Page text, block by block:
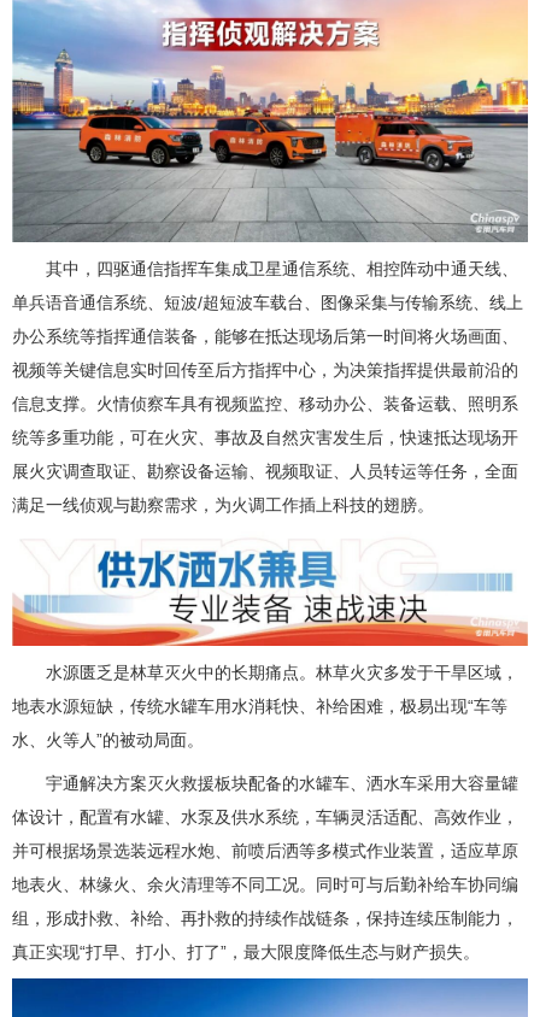
其中，四驱通信指挥车集成卫星通信系统、相控阵动中通天线、
单兵语音通信系统、短波/超短波车载台、图像采集与传输系统、线上
办公系统等指挥通信装备，能够在抵达现场后第一时间将火场画面、
视频等关键信息实时回传至后方指挥中心，为决策指挥提供最前沿的
信息支撑。火情侦察车具有视频监控、移动办公、装备运载、照明系
统等多重功能，可在火灾、事故及自然灾害发生后，快速抵达现场开
展火灾调查取证、勘察设备运输、视频取证、人员转运等任务，全面
满足一线侦观与勘察需求，为火调工作插上科技的翅膀。
水源匮乏是林草灭火中的长期痛点。林草火灾多发于干旱区域，
地表水源短缺，传统水罐车用水消耗快、补给困难，极易出现“车等
水、火等人”的被动局面。
宇通解决方案灭火救援板块配备的水罐车、洒水车采用大容量罐
体设计，配置有水罐、水泵及供水系统，车辆灵活适配、高效作业，
并可根据场景选装远程水炮、前喷后洒等多模式作业装置，适应草原
地表火、林缘火、余火清理等不同工况。同时可与后勤补给车协同编
组，形成扑救、补给、再扑救的持续作战链条，保持连续压制能力，
真正实现“打早、打小、打了”，最大限度降低生态与财产损失。